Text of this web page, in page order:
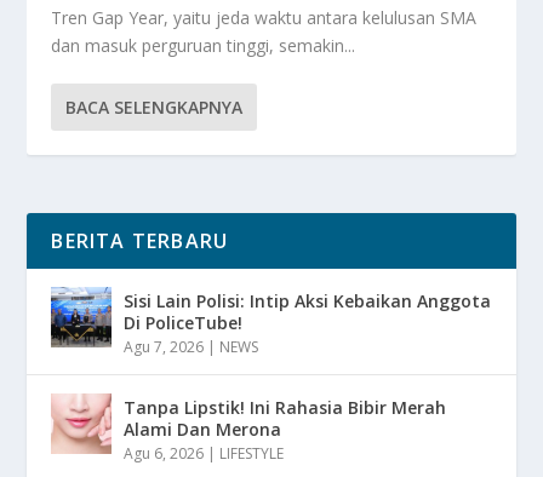
Tren Gap Year, yaitu jeda waktu antara kelulusan SMA
dan masuk perguruan tinggi, semakin...
BACA SELENGKAPNYA
BERITA TERBARU
Sisi Lain Polisi: Intip Aksi Kebaikan Anggota
Di PoliceTube!
Agu 7, 2026 | NEWS
Tanpa Lipstik! Ini Rahasia Bibir Merah
Alami Dan Merona
Agu 6, 2026 | LIFESTYLE